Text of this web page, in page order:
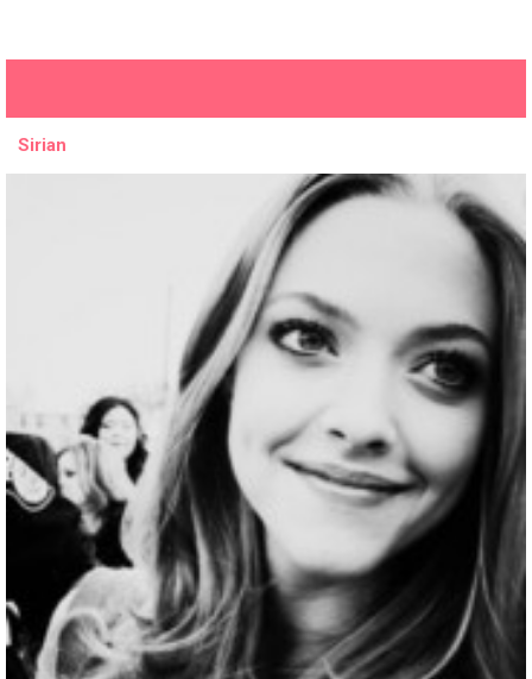
Sirian